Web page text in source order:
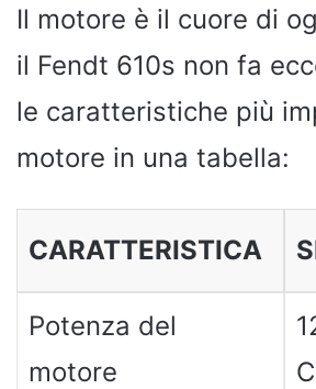
Il motore è il cuore di
il Fendt 610s non fa
le caratteristiche più
motore in una tabella:
CARATTERISTICA
Potenza del
motore